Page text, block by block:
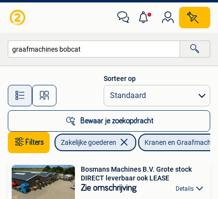
Alle afstanden…
Sorteer op
Bewaar je zoekopdracht
Filters Zakelijke goederen Kranen en
Bosmans Machines B.V. Grote stock
DIRECT leverbaar ook LEASE
Zie omschrijving Details